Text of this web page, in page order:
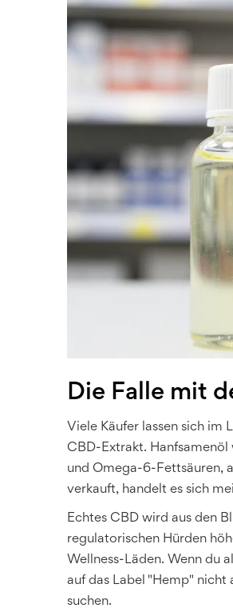
Die Falle mit
Viele Käufer lassen sich im
CBD-Extrakt. Hanfsamenöl
und Omega-6-Fettsäuren,
verkauft, handelt es sich
Echtes CBD wird aus den
regulatorischen Hürden
Wellness-Läden. Wenn du
auf das Label "Hemp" nicht
suchen.